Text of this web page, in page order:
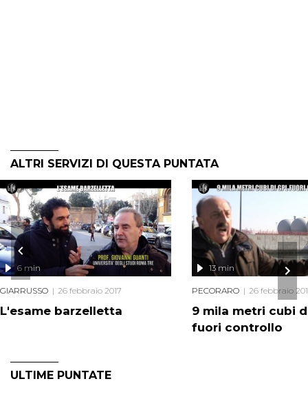
ALTRI SERVIZI DI QUESTA PUNTATA
L'esame barzelletta
6 min
GIARRUSSO 26 febbraio 2017
9 mila metri cubi
fuori controllo
13 min
PECORARO 26 febbraio
ULTIME PUNTATE